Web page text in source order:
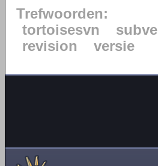
Trefwoorden:
tortoisesvn
revision
versie